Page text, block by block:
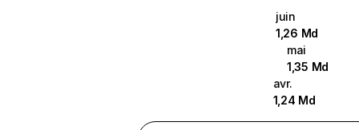
juin
1,26 Md
mai
1,35 Md
avr.
1,24 Md